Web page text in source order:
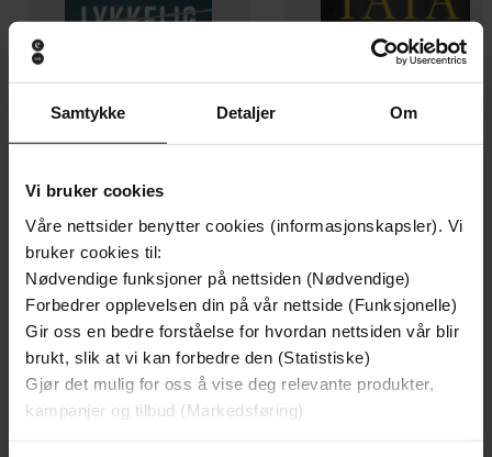
Samtykke Detaljer Om
Vi bruker cookies
Våre nettsider benytter cookies (informasjonskapsler). Vi
bruker cookies til:
Nødvendige funksjoner på nettsiden (Nødvendige)
Forbedrer opplevelsen din på vår nettside (Funksjonelle)
Gir oss en bedre forståelse for hvordan nettsiden vår blir
brukt, slik at vi kan forbedre den (Statistiske)
Gjør det mulig for oss å vise deg relevante produkter,
kampanjer og tilbud (Markedsføring)
149,-
En lykkelig familie
Stian Hjelvin Andersen
EBOK
249,-
Tata
Valérie Perrin
EBOK